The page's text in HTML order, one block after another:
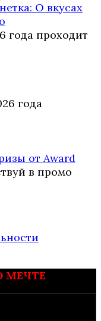
О вкусах
года проходит
года
от Award
в промо
МЕЧТЕ